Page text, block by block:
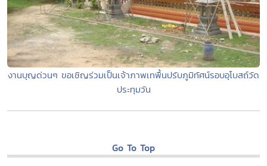
งานบุญด่วนๆ ขอเชิญร่วมเป็นเจ้าภาพเทพื้นปรับภูมิทัศน์รอบอุโบสถ์วัด
ประทุมวัน
Go To Top